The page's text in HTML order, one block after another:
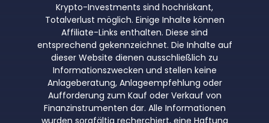
Krypto-Investments sind hochriskant,
Totalverlust möglich. Einige Inhalte können
Affiliate-Links enthalten. Diese sind
entsprechend gekennzeichnet. Die Inhalte auf
dieser Website dienen ausschließlich zu
Informationszwecken und stellen keine
Anlageberatung, Anlageempfehlung oder
Aufforderung zum Kauf oder Verkauf von
Finanzinstrumenten dar. Alle Informationen
wurden sorgfältig recherchiert, eine Haftung